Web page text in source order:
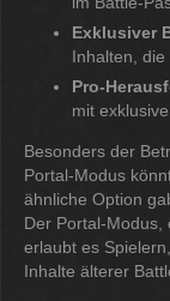
Exklusiver
Inhalten, die
Pro-
mit
Besonders der
Portal-Modus
ähnliche Option
Der Portal-Modus,
erlaubt es
Inhalte älterer